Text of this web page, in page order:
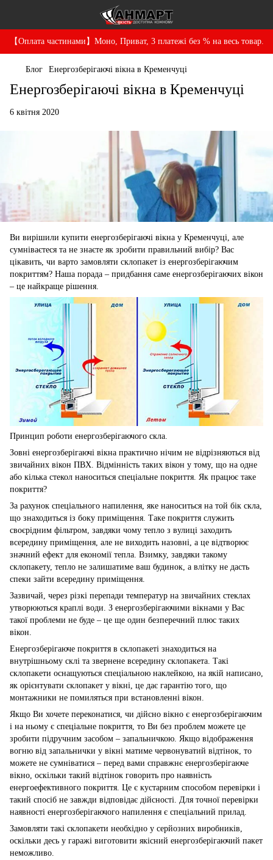
【Оплата частинами】Моно, Приват, 3 платежі без % на весь товар.
Блог Енергозберігаючі вікна в Кременчуці
Енергозберігаючі вікна в Кременчуці
6 квітня 2020
Ви вирішили купити енергозберігаючі вікна у Кременчуці, але
сумніваєтеся та не знаєте як зробити правильний вибір? Вас
цікавить, чи варто замовляти склопакет із енергозберігаючим
покриттям? Наша порада – придбання саме енергозберігаючих вікон
– це найкраще рішення.
Принцип роботи енергозберігаючого скла.
Зовні енергозберігаючі вікна практично нічим не відрізняються від
звичайних вікон ПВХ. Відмінність таких вікон у тому, що на одне
або кілька стекол наноситься спеціальне покриття. Як працює таке
покриття?
За рахунок спеціального напилення, яке наноситься на той бік скла,
що знаходиться із боку приміщення. Таке покриття служить
своєрідним фільтром, завдяки чому тепло з вулиці заходить
всередину приміщення, але не виходить назовні, а це відтворює
значний ефект для економії тепла. Взимку, завдяки такому
склопакету, тепло не залишатиме ваш будинок, а влітку не дасть
спеки зайти всередину приміщення.
Зазвичай, через різкі перепади температур на звичайних стеклах
утворюються краплі води. З енергозберігаючими вікнами у Вас
такої проблеми не буде – це ще один безперечний плюс таких
вікон.
Енергозберігаюче покриття в склопакеті знаходиться на
внутрішньому склі та звернене всередину склопакета. Такі
склопакети оснащуються спеціальною наклейкою, на якій написано,
як орієнтувати склопакет у вікні, це дає гарантію того, що
монтажники не помиляться при встановленні вікон.
Якщо Ви хочете переконатися, чи дійсно вікно є енергозберігаючим
і на ньому є спеціальне покриття, то Ви без проблем можете це
зробити підручним засобом – запальничкою. Якщо відображення
вогню від запальнички у вікні матиме червонуватий відтінок, то
можете не сумніватися – перед вами справжнє енергозберігаюче
вікно, оскільки такий відтінок говорить про наявність
енергоефективного покриття. Це є кустарним способом перевірки і
такий спосіб не завжди відповідає дійсності. Для точної перевірки
наявності енергозберігаючого напилення є спеціальний прилад.
Замовляти такі склопакети необхідно у серйозних виробників,
оскільки десь у гаражі виготовити якісний енергозберігаючий пакет
неможливо.